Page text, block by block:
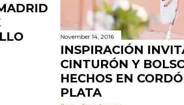
November 14, 2016
INSPIRACIÓN
CINTURÓN Y
HECHOS EN
PLATA